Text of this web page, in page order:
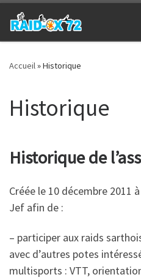
Passer au contenu
Accueil»Historique
Historique
Historique de
Créée le 10 décembre 2011
Jef afin de :
– participer aux raids
avec d’autres potes
multisports : VTT,